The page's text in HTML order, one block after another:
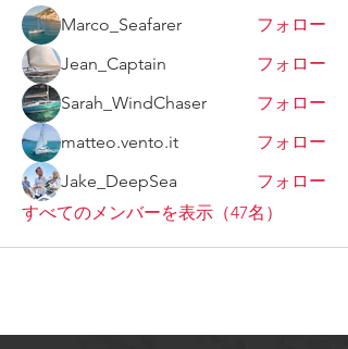
Marco_Seafarer
フォロー
Jean_Captain
フォロー
Sarah_WindChaser
フォロー
matteo.vento.it
フォロー
Jake_DeepSea
フォロー
すべてのメンバーを表示（47名）